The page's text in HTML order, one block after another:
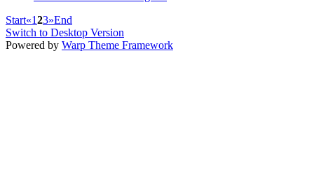
Start«123»End
Switch to Desktop Version
Powered by Warp Theme Framework